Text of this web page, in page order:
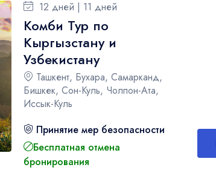
12 дней | 11 дней
Комби Тур по
Кыргызстану и
Узбекистану
Ташкент, Бухара, Самарканд,
Бишкек, Сон-Куль, Чолпон-Ата,
Иссык-Куль
Принятие мер безопасности
Бесплатная отмена
бронирования